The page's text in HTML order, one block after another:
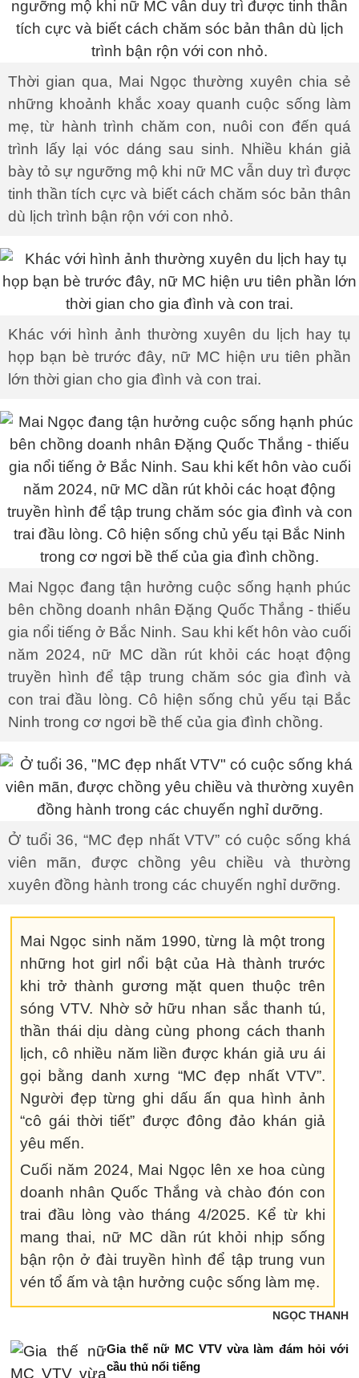
Thời gian qua, Mai Ngọc thường xuyên chia sẻ
những khoảnh khắc xoay quanh cuộc sống làm
mẹ, từ hành trình chăm con, nuôi con đến quá
trình lấy lại vóc dáng sau sinh. Nhiều khán giả
bày tỏ sự ngưỡng mộ khi nữ MC vẫn duy trì được
tinh thần tích cực và biết cách chăm sóc bản thân
dù lịch trình bận rộn với con nhỏ.
Khác với hình ảnh thường xuyên du lịch hay tụ
họp bạn bè trước đây, nữ MC hiện ưu tiên phần
lớn thời gian cho gia đình và con trai.
Mai Ngọc đang tận hưởng cuộc sống hạnh phúc
bên chồng doanh nhân Đặng Quốc Thắng - thiếu
gia nổi tiếng ở Bắc Ninh. Sau khi kết hôn vào cuối
năm 2024, nữ MC dần rút khỏi các hoạt động
truyền hình để tập trung chăm sóc gia đình và
con trai đầu lòng. Cô hiện sống chủ yếu tại Bắc
Ninh trong cơ ngơi bề thế của gia đình chồng.
Ở tuổi 36, “MC đẹp nhất VTV” có cuộc sống khá
viên mãn, được chồng yêu chiều và thường
xuyên đồng hành trong các chuyến nghỉ dưỡng.
Mai Ngọc sinh năm 1990, từng là một trong
những hot girl nổi bật của Hà thành trước
khi trở thành gương mặt quen thuộc trên
sóng VTV. Nhờ sở hữu nhan sắc thanh tú,
thần thái dịu dàng cùng phong cách thanh
lịch, cô nhiều năm liền được khán giả ưu ái
gọi bằng danh xưng “MC đẹp nhất VTV”.
Người đẹp từng ghi dấu ấn qua hình ảnh
“cô gái thời tiết” được đông đảo khán giả
yêu mến.
Cuối năm 2024, Mai Ngọc lên xe hoa cùng
doanh nhân Quốc Thắng và chào đón con
trai đầu lòng vào tháng 4/2025. Kể từ khi
mang thai, nữ MC dần rút khỏi nhịp sống
bận rộn ở đài truyền hình để tập trung vun
vén tổ ấm và tận hưởng cuộc sống làm mẹ.
NGỌC THANH
Gia thế nữ MC VTV vừa làm đám hỏi với
cầu thủ nổi tiếng